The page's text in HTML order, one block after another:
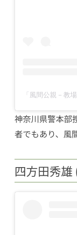
神奈川県警本部
者でもあり、風
四方田秀雄